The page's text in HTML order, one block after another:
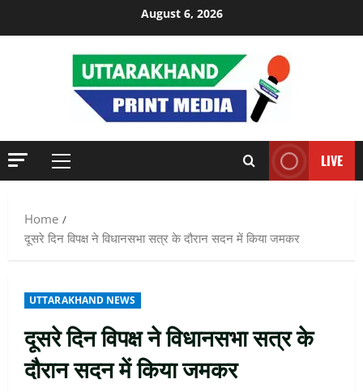
August 6, 2026
Primary
LIVE
Home
दूसरे दिन विपक्ष ने विधानसभा सत्र के दौरान सदन में किया जमकर
UTTARAKHAND NEWS
दूसरे दिन विपक्ष ने विधानसभा सत्र के
दौरान सदन में किया जमकर